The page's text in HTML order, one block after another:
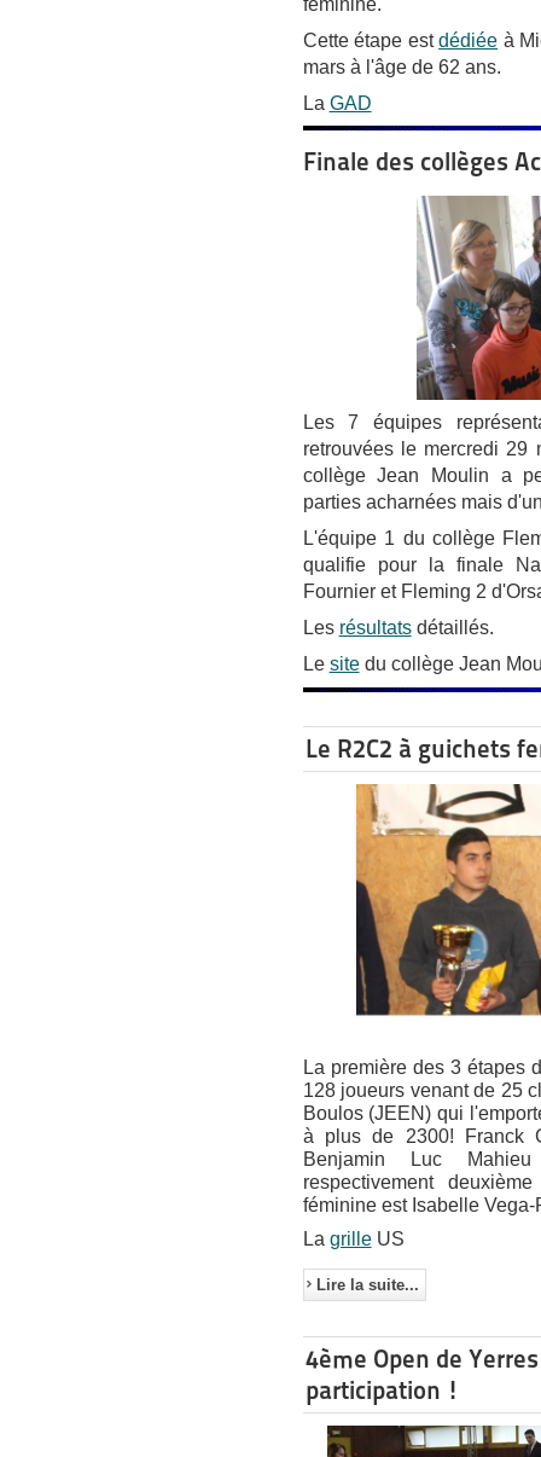
Cette étape estdédiée à
mars à l'âge de 62 ans.
La GAD
Finale des collèges
Les 7 équipes
retrouvées le mercredi 29
collège Jean Moulin a
parties acharnées mais
L'équipe 1 du collège
qualifie pour la finale
Fournier et Fleming 2
Les résultatsdétaillés.
Le sitedu collège Jean
Le R2C2 à guichets
La première des 3 étapes
128 joueurs venant de 25
Boulos (JEEN) qui
à plus de 2300! Franck
Benjamin Luc
respectivement
féminine est Isabelle Vega-
La grilleUS
Lire la suite...
4ème Open de
participation !